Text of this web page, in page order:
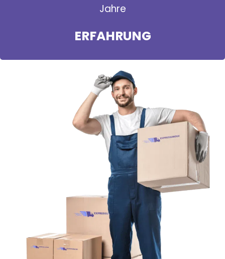
Jahre
ERFAHRUNG